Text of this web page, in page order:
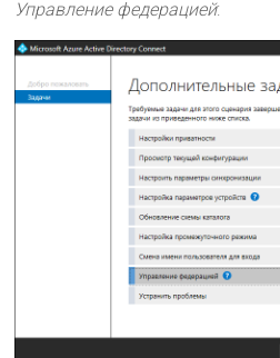
Управление федерацией: